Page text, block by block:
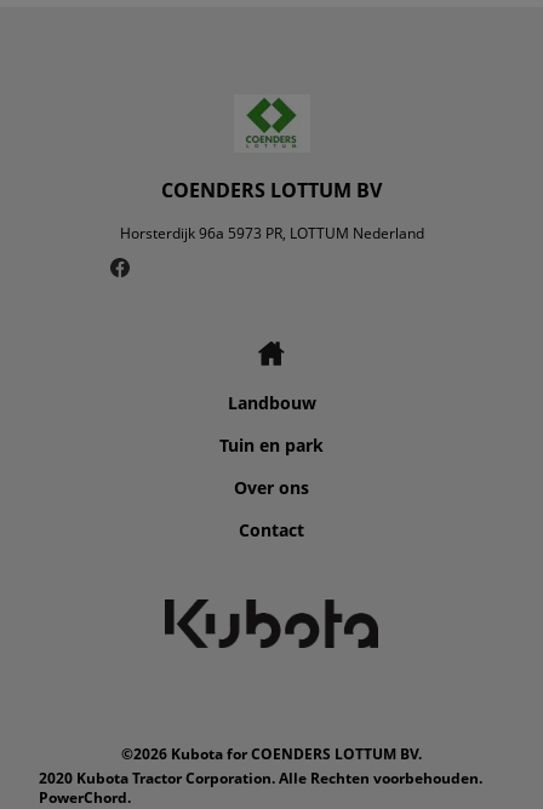
COENDERS LOTTUM BV
Horsterdijk 96a 5973 PR, LOTTUM Nederland
Landbouw
Tuin en park
Over ons
Contact
©2026 Kubota for COENDERS LOTTUM BV.
2020 Kubota Tractor Corporation. Alle Rechten voorbehouden.
PowerChord.